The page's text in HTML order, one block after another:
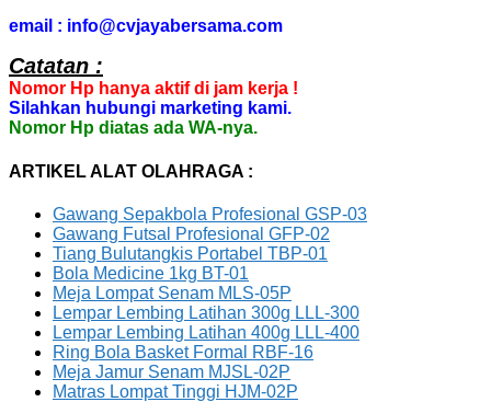
email : info@cvjayabersama.com
Catatan :
Nomor Hp hanya aktif di jam kerja !
Silahkan hubungi marketing kami.
Nomor Hp diatas ada WA-nya.
ARTIKEL ALAT OLAHRAGA :
Gawang Sepakbola Profesional GSP-03
Gawang Futsal Profesional GFP-02
Tiang Bulutangkis Portabel TBP-01
Bola Medicine 1kg BT-01
Meja Lompat Senam MLS-05P
Lempar Lembing Latihan 300g LLL-300
Lempar Lembing Latihan 400g LLL-400
Ring Bola Basket Formal RBF-16
Meja Jamur Senam MJSL-02P
Matras Lompat Tinggi HJM-02P